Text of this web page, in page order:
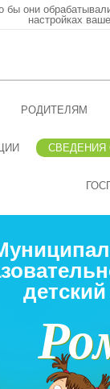
бы они
настройках
РОДИТЕЛЯМ
СВЕДЕНИЯ